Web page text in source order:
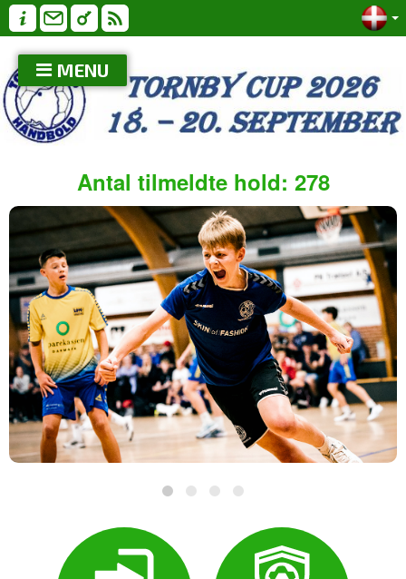
Antal tilmeldte hold: 278
MENU